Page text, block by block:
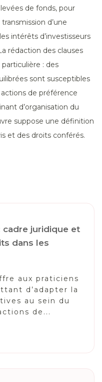
de fonds, pour
d’une
intérêts d’investisseurs
rédaction des clauses
: des
sont susceptibles
de préférence
d’organisation du
suppose une définition
et des droits conférés.
juridique et
dans les
aux praticiens
d’adapter la
au sein du
de...